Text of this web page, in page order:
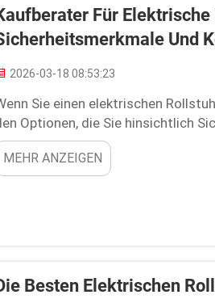
Für
Und
2026-03-18 08:53:23
Sie einen elektrischen
Optionen, die Sie hinsichtlich
für viele ältere Menschen eine
aufrechtzuerhalten, daher ist die
MEHR ANZEIGEN
Besten Elektrischen